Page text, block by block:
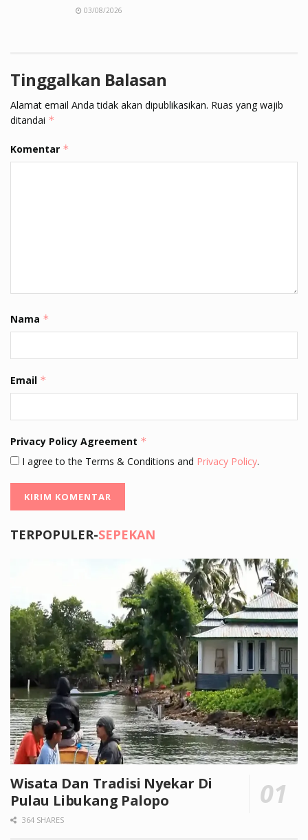
03/08/2026
Tinggalkan Balasan
Alamat email Anda tidak akan dipublikasikan. Ruas yang wajib
ditandai *
Komentar *
Nama *
Email *
Privacy Policy Agreement *
I agree to the Terms & Conditions and Privacy Policy.
TERPOPULER-SEPEKAN
Wisata Dan Tradisi Nyekar Di
Pulau Libukang Palopo
364 SHARES